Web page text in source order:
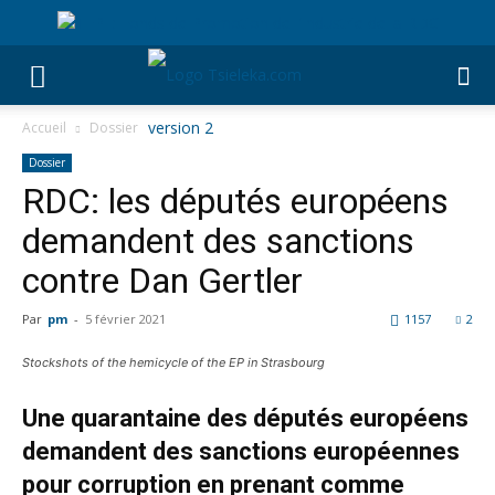
Accueil Dossier
Dossier
RDC: les députés européens
demandent des sanctions
contre Dan Gertler
Par pm - 5 février 2021 2
1157
Stockshots of the hemicycle of the EP in Strasbourg
Une quarantaine des députés européens
demandent des sanctions européennes
pour corruption en prenant comme